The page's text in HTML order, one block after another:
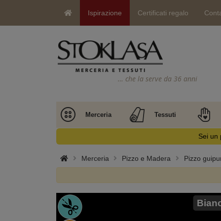
Ispirazione Certificati regalo
… che la serve da 36 anni
Merceria Tessuti
Sei un
Merceria Pizzo e Madera Pizzo